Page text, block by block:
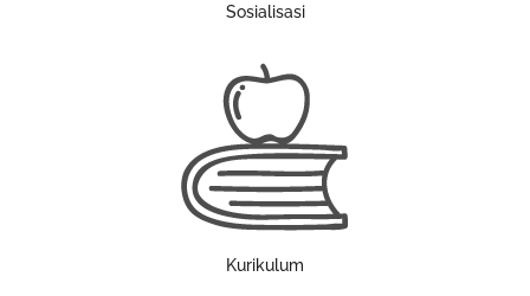
Sosialisasi
Kurikulum